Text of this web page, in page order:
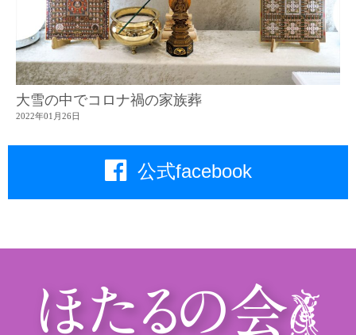
大雪の中でコロナ禍の家族葬
2022年01月26日
公式facebook